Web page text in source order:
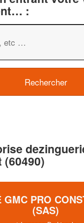
:
GMC PRO
(SAS)
Augmentez votre
vosmargestout
nouveaux clients